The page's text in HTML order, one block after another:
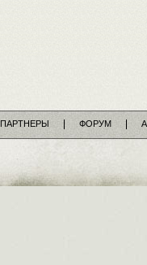
ПАРТНЕРЫ ФОРУМ